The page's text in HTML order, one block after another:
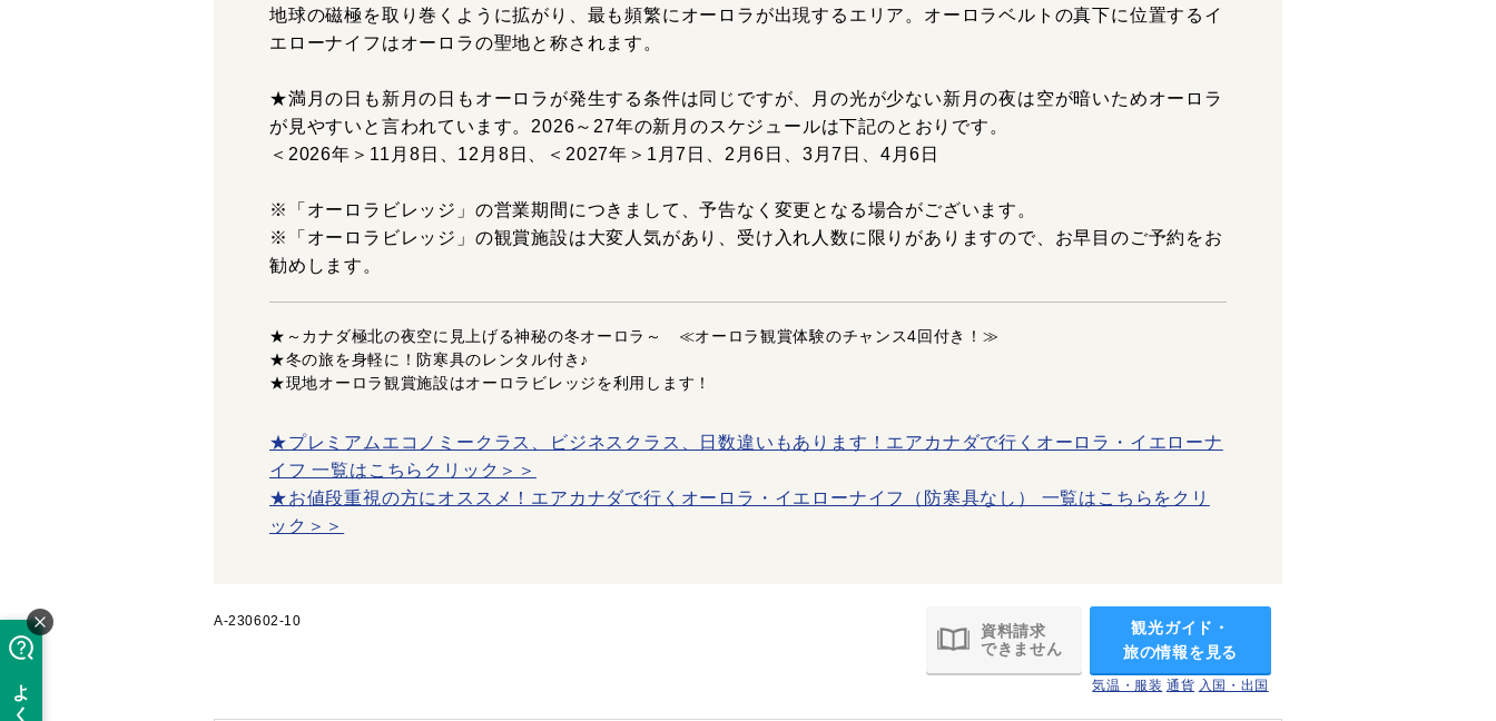
地球の磁極を取り巻くように拡がり、最も頻繁にオーロラが出現するエリア。オーロラベルトの真下に位置するイ
エローナイフはオーロラの聖地と称されます。
★満月の日も新月の日もオーロラが発生する条件は同じですが、月の光が少ない新月の夜は空が暗いためオーロラ
が見やすいと言われています。2026～27年の新月のスケジュールは下記のとおりです。
＜2026年＞11月8日、12月8日、＜2027年＞1月7日、2月6日、3月7日、4月6日
※「オーロラビレッジ」の営業期間につきまして、予告なく変更となる場合がございます。
※「オーロラビレッジ」の観賞施設は大変人気があり、受け入れ人数に限りがありますので、お早目のご予約をお
勧めします。
★～カナダ極北の夜空に見上げる神秘の冬オーロラ～ ≪オーロラ観賞体験のチャンス4回付き！≫
★冬の旅を身軽に！防寒具のレンタル付き♪
★現地オーロラ観賞施設はオーロラビレッジを利用します！
★プレミアムエコノミークラス、ビジネスクラス、日数違いもあります！エアカナダで行くオーロラ・イエローナ
イフ 一覧はこちらクリック＞＞
★お値段重視の方にオススメ！エアカナダで行くオーロラ・イエローナイフ（防寒具なし） 一覧はこちらをクリ
ック＞＞
A-230602-10
資料請求
できません
観光ガイド・
旅の情報を見る
気温・服装 通貨 入国・出国